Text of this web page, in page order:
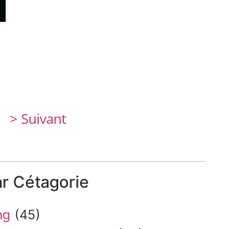
> Suivant
Cétagorie
(45)